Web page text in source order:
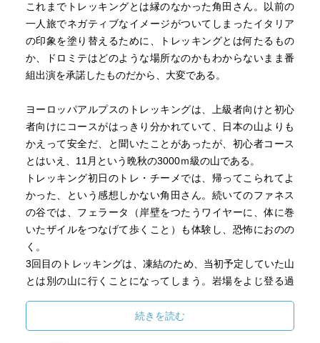
これまでトレッキングとは縁のなかった角田さん。以前の
一人旅でネガティブなイメージがついてしまったイタリア
の印象を塗り替えるために、トレッキングとは何たるもの
か、ドロミテはどのような場所なのかもわからないまま番
組出演を承諾したものだから、大変である。
ヨーロッパアルプスのトレッキングは、上級者向けと初心
者向けにコースがはっきり分かれていて、日本の山よりも
かえって安全だ、と聞いたことがあったが、初心者コース
とはいえ、11月という晩秋の3000ｍ級の山である。
トレッキング初日のトレ・チーメでは、帰ってこられてよ
かった、という感想しかない角田さん。続いてのファネス
の谷では、フェラータ（岸壁をつたうワイヤーに、体に巻
いたザイルをつなげて歩くこと）も体験し、恐怖におのの
く。
3回目のトレッキングは、凍結のため、当初予定していた山
とは別の山に行くことになってしまう。岩場をよじ登る過
と心の中で叫ぶ角田さん。
初心者にとってはかなりハードなトレッキングだが、大き
続きを読む